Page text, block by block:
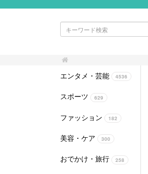
エンタメ・芸能 4536
スポーツ 629
ファッション 182
美容・ケア 300
おでかけ・旅行 258